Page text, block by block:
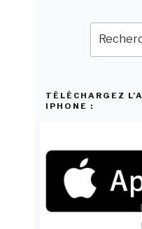
pour
TÉLÉCHARGEZ
IPHONE :